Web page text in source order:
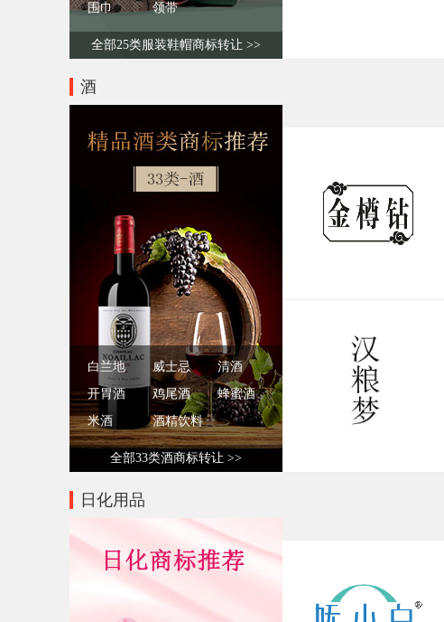
围巾
领带
全部25类服装鞋帽商标转让 >>
酒
白兰地 威士忌
清酒
开胃酒
鸡尾酒
蜂蜜酒
米酒
酒精饮料
全部33类酒商标转让 >>
日化用品